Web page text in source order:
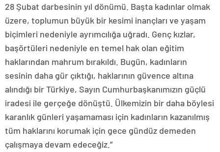
28 Şubat darbesinin yıl dönümü. Başta kadınlar olmak
üzere, toplumun büyük bir kesimi inançları ve yaşam
biçimleri nedeniyle ayrımcılığa uğradı. Genç kızlar,
başörtüleri nedeniyle en temel hak olan eğitim
haklarından mahrum bırakıldı. Bugün, kadınların
sesinin daha gür çıktığı, haklarının güvence altına
alındığı bir Türkiye, Sayın Cumhurbaşkanımızın güçlü
iradesi ile gerçeğe dönüştü. Ülkemizin bir daha böylesi
karanlık günleri yaşamaması için kadınların kazanılmış
tüm haklarını korumak için gece gündüz demeden
çalışmaya devam edeceğiz.”